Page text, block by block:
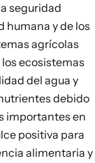
seguridad
humana y de los
agrícolas
ecosistemas
del agua y
debido
importantes en
positiva para
alimentaria y